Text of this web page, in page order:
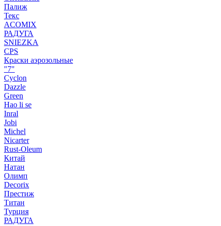
Палиж
Текс
ACOMIX
РАДУГА
SNIEZKA
CPS
Краски аэрозольные
"7"
Cyclon
Dazzle
Green
Hao li se
Inral
Jobi
Michel
Nicarter
Rust-Oleum
Китай
Натан
Олимп
Decorix
Престиж
Титан
Турция
РАДУГА